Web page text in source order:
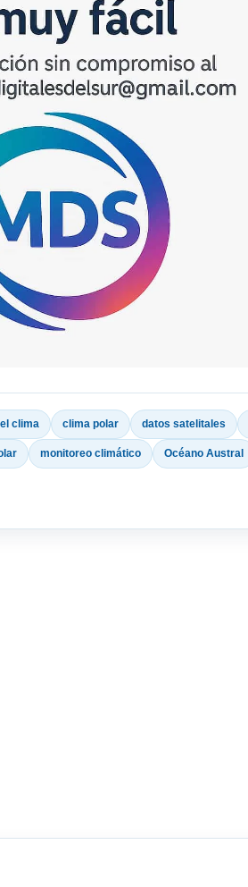
clima clima polar datos satelitales
monitoreo climático Océano Austral